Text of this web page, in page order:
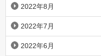
2022年8月
2022年7月
2022年6月